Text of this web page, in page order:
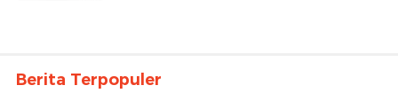
Berita Terpopuler